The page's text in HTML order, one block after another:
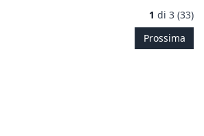
1 di 3 (33)
Prossima